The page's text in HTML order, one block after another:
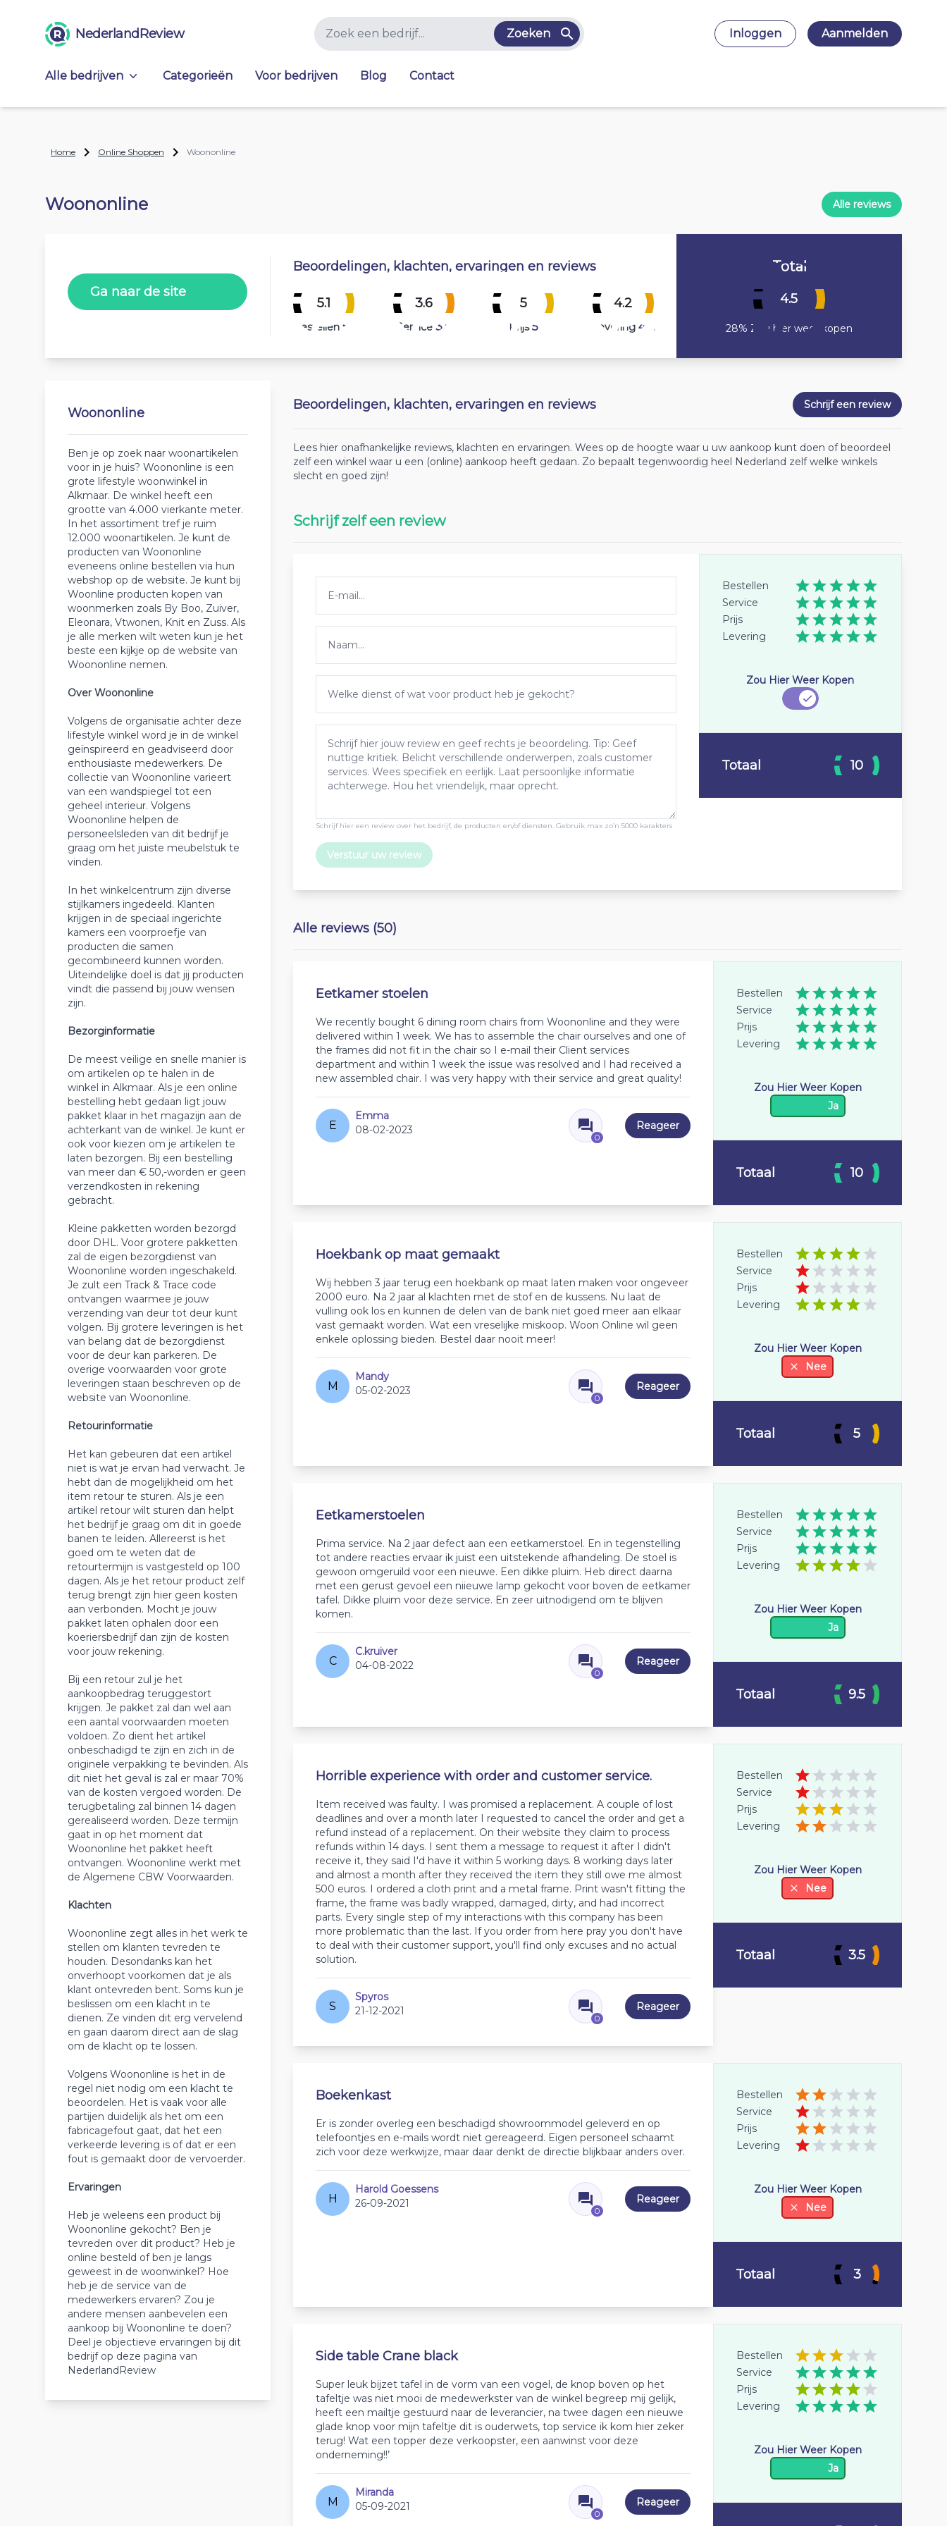
NederlandReview Zoeken Inloggen Aanmelden
Alle bedrijven Categorieën Voor bedrijven Blog Contact
Home Online Shoppen Woononline
Woononline Alle reviews
Ga naar de site
Beoordelingen, klachten, ervaringen en reviews
5.1
Bestellen 5.1
3.6
Service 3.6
5
Prijs 5
4.2
Levering 4.2
Total
4.5
28% Zou hier weer kopen
Woononline
Ben je op zoek naar woonartikelen
voor in je huis? Woononline is een
grote lifestyle woonwinkel in
Alkmaar. De winkel heeft een
grootte van 4.000 vierkante meter.
In het assortiment tref je ruim
12.000 woonartikelen. Je kunt de
producten van Woononline
eveneens online bestellen via hun
webshop op de website. Je kunt bij
Woonline producten kopen van
woonmerken zoals By Boo, Zuiver,
Eleonara, Vtwonen, Knit en Zuss. Als
je alle merken wilt weten kun je het
beste een kijkje op de website van
Woononline nemen.
Over Woononline
Volgens de organisatie achter deze
lifestyle winkel word je in de winkel
geïnspireerd en geadviseerd door
enthousiaste medewerkers. De
collectie van Woononline varieert
van een wandspiegel tot een
geheel interieur. Volgens
Woononline helpen de
personeelsleden van dit bedrijf je
graag om het juiste meubelstuk te
vinden.
In het winkelcentrum zijn diverse
stijlkamers ingedeeld. Klanten
krijgen in de speciaal ingerichte
kamers een voorproefje van
producten die samen
gecombineerd kunnen worden.
Uiteindelijke doel is dat jij producten
vindt die passend bij jouw wensen
zijn.
Bezorginformatie
De meest veilige en snelle manier is
om artikelen op te halen in de
winkel in Alkmaar. Als je een online
bestelling hebt gedaan ligt jouw
pakket klaar in het magazijn aan de
achterkant van de winkel. Je kunt er
ook voor kiezen om je artikelen te
laten bezorgen. Bij een bestelling
van meer dan € 50,-worden er geen
verzendkosten in rekening
gebracht.
Kleine pakketten worden bezorgd
door DHL. Voor grotere pakketten
zal de eigen bezorgdienst van
Woononline worden ingeschakeld.
Je zult een Track & Trace code
ontvangen waarmee je jouw
verzending van deur tot deur kunt
volgen. Bij grotere leveringen is het
van belang dat de bezorgdienst
voor de deur kan parkeren. De
overige voorwaarden voor grote
leveringen staan beschreven op de
website van Woononline.
Retourinformatie
Het kan gebeuren dat een artikel
niet is wat je ervan had verwacht. Je
hebt dan de mogelijkheid om het
item retour te sturen. Als je een
artikel retour wilt sturen dan helpt
het bedrijf je graag om dit in goede
banen te leiden. Allereerst is het
goed om te weten dat de
retourtermijn is vastgesteld op 100
dagen. Als je het retour product zelf
terug brengt zijn hier geen kosten
aan verbonden. Mocht je jouw
pakket laten ophalen door een
koeriersbedrijf dan zijn de kosten
voor jouw rekening.
Bij een retour zul je het
aankoopbedrag teruggestort
krijgen. Je pakket zal dan wel aan
een aantal voorwaarden moeten
voldoen. Zo dient het artikel
onbeschadigd te zijn en zich in de
originele verpakking te bevinden. Als
dit niet het geval is zal er maar 70%
van de kosten vergoed worden. De
terugbetaling zal binnen 14 dagen
gerealiseerd worden. Deze termijn
gaat in op het moment dat
Woononline het pakket heeft
ontvangen. Woononline werkt met
de Algemene CBW Voorwaarden.
Klachten
Woononline zegt alles in het werk te
stellen om klanten tevreden te
houden. Desondanks kan het
onverhoopt voorkomen dat je als
klant ontevreden bent. Soms kun je
beslissen om een klacht in te
dienen. Ze vinden dit erg vervelend
en gaan daarom direct aan de slag
om de klacht op te lossen.
Volgens Woononline is het in de
regel niet nodig om een klacht te
beoordelen. Het is vaak voor alle
partijen duidelijk als het om een
fabricagefout gaat, dat het een
verkeerde levering is of dat er een
fout is gemaakt door de vervoerder.
Ervaringen
Heb je weleens een product bij
Woononline gekocht? Ben je
tevreden over dit product? Heb je
online besteld of ben je langs
geweest in de woonwinkel? Hoe
heb je de service van de
medewerkers ervaren? Zou je
andere mensen aanbevelen een
aankoop bij Woononline te doen?
Deel je objectieve ervaringen bij dit
bedrijf op deze pagina van
NederlandReview
Beoordelingen, klachten, ervaringen en reviews Schrijf een review
Lees hier onafhankelijke reviews, klachten en ervaringen. Wees op de hoogte waar u uw aankoop kunt doen of beoordeel
zelf een winkel waar u een (online) aankoop heeft gedaan. Zo bepaalt tegenwoordig heel Nederland zelf welke winkels
slecht en goed zijn!
Schrijf zelf een review
Schrijf hier een review over het bedrijf, de producten en/of diensten. Gebruik max zo’n 5000 karakters
Verstuur uw review
Bestellen
Service
Prijs
Levering
Zou Hier Weer Kopen
Totaal 10
Alle reviews (50)
Eetkamer stoelen
We recently bought 6 dining room chairs from Woononline and they were
delivered within 1 week. We has to assemble the chair ourselves and one of
the frames did not fit in the chair so I e-mail their Client services
department and within 1 week the issue was resolved and I had received a
new assembled chair. I was very happy with their service and great quality!
E
Emma
08-02-2023
0
Reageer
Bestellen
Service
Prijs
Levering
Zou Hier Weer Kopen
Ja
Totaal 10
Hoekbank op maat gemaakt
Wij hebben 3 jaar terug een hoekbank op maat laten maken voor ongeveer
2000 euro. Na 2 jaar al klachten met de stof en de kussens. Nu laat de
vulling ook los en kunnen de delen van de bank niet goed meer aan elkaar
vast gemaakt worden. Wat een vreselijke miskoop. Woon Online wil geen
enkele oplossing bieden. Bestel daar nooit meer!
M
Mandy
05-02-2023
0
Reageer
Bestellen
Service
Prijs
Levering
Zou Hier Weer Kopen
Nee
Totaal 5
Eetkamerstoelen
Prima service. Na 2 jaar defect aan een eetkamerstoel. En in tegenstelling
tot andere reacties ervaar ik juist een uitstekende afhandeling. De stoel is
gewoon omgeruild voor een nieuwe. Een dikke pluim. Heb direct daarna
met een gerust gevoel een niieuwe lamp gekocht voor boven de eetkamer
tafel. Dikke pluim voor deze service. En zeer uitnodigend om te blijven
komen.
C
C.kruiver
04-08-2022
0
Reageer
Bestellen
Service
Prijs
Levering
Zou Hier Weer Kopen
Ja
Totaal 9.5
Horrible experience with order and customer service.
Item received was faulty. I was promised a replacement. A couple of lost
deadlines and over a month later I requested to cancel the order and get a
refund instead of a replacement. On their website they claim to process
refunds within 14 days. I sent them a message to request it after I didn't
receive it, they said I'd have it within 5 working days. 8 working days later
and almost a month after they received the item they still owe me almost
500 euros. I ordered a cloth print and a metal frame. Print wasn't fitting the
frame, the frame was badly wrapped, damaged, dirty, and had incorrect
parts. Every single step of my interactions with this company has been
more problematic than the last. If you order from here pray you don't have
to deal with their customer support, you'll find only excuses and no actual
solution.
S
Spyros
21-12-2021
0
Reageer
Bestellen
Service
Prijs
Levering
Zou Hier Weer Kopen
Nee
Totaal 3.5
Boekenkast
Er is zonder overleg een beschadigd showroommodel geleverd en op
telefoontjes en e-mails wordt niet gereageerd. Eigen personeel schaamt
zich voor deze werkwijze, maar daar denkt de directie blijkbaar anders over.
H
Harold Goessens
26-09-2021
0
Reageer
Bestellen
Service
Prijs
Levering
Zou Hier Weer Kopen
Nee
Totaal 3
Side table Crane black
Super leuk bijzet tafel in de vorm van een vogel, de knop boven op het
tafeltje was niet mooi de medewerkster van de winkel begreep mij gelijk,
heeft een mailtje gestuurd naar de leverancier, na twee dagen een nieuwe
glade knop voor mijn tafeltje dit is ouderwets, top service ik kom hier zeker
terug! Wat een topper deze verkoopster, een aanwinst voor deze
onderneming!!’
M
Miranda
05-09-2021
0
Reageer
Bestellen
Service
Prijs
Levering
Zou Hier Weer Kopen
Ja